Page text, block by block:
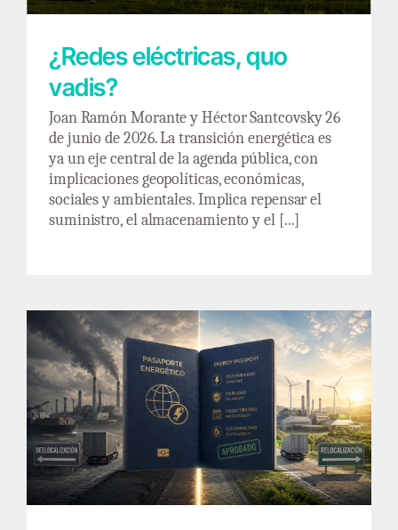
¿Redes eléctricas, quo
vadis?
Joan Ramón Morante y Héctor Santcovsky 26
de junio de 2026. La transición energética es
ya un eje central de la agenda pública, con
implicaciones geopolíticas, económicas,
sociales y ambientales. Implica repensar el
suministro, el almacenamiento y el [...]
La energía, el pasaporte de la industria
española hacia la reindustrialización